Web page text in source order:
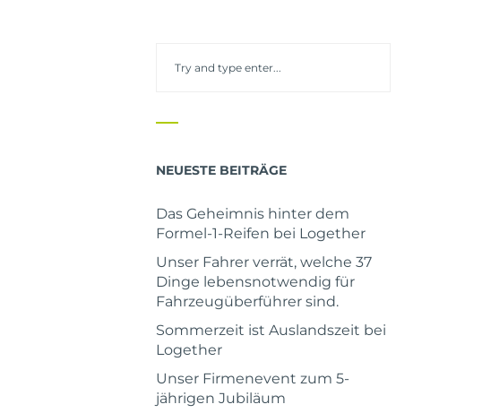
NEUESTE BEITRÄGE
Das Geheimnis hinter dem
Formel-1-Reifen bei Logether
Unser Fahrer verrät, welche 37
Dinge lebensnotwendig für
Fahrzeugüberführer sind.
Sommerzeit ist Auslandszeit bei
Logether
Unser Firmenevent zum 5-
jährigen Jubiläum